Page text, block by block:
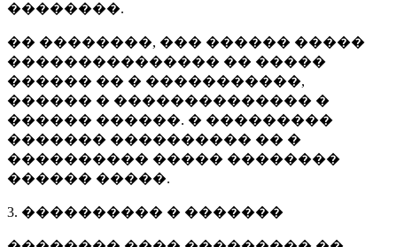
��������.
�� ��������, ��� ������ �����
��������������� �� �����
������ �� � �����������,
������ � �������������� �
������ ������. � ���������
������� ���������� �� �
���������� ����� ��������
������ �����.
3. ���������� � �������